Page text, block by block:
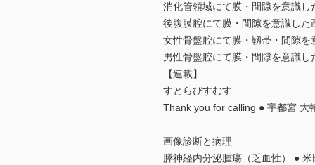
消化管領域にて膜・間隙を意識
後腹膜腔にて膜・間隙を意識した
女性骨盤腔にて膜・靱帯・間隙
男性骨盤腔にて膜・間隙を意識
【連載】
すとらびすむす
Thank you for calling ● 宇都宮 大
画像診断と病理
膵神経内分泌腫瘍（乏血性） ●